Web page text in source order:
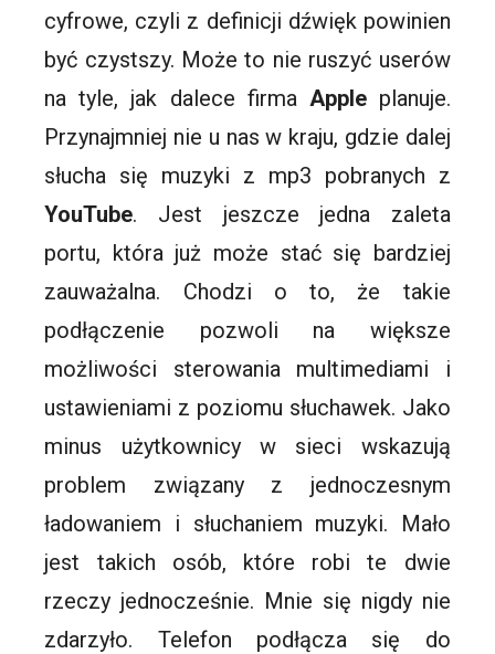
cyfrowe, czyli z definicji dźwięk powinien
być czystszy. Może to nie ruszyć userów
na tyle, jak dalece firma Appleplanuje.
Przynajmniej nie u nas w kraju, gdzie dalej
słucha się muzyki z mp3 pobranych z
YouTube. Jest jeszcze jedna zaleta
portu, która już może stać się bardziej
zauważalna. Chodzi o to, że takie
podłączenie pozwoli na większe
możliwości sterowania multimediami i
ustawieniami z poziomu słuchawek. Jako
minus użytkownicy w sieci wskazują
problem związany z jednoczesnym
ładowaniem i słuchaniem muzyki. Mało
jest takich osób, które robi te dwie
rzeczy jednocześnie. Mnie się nigdy nie
zdarzyło. Telefon podłącza się do